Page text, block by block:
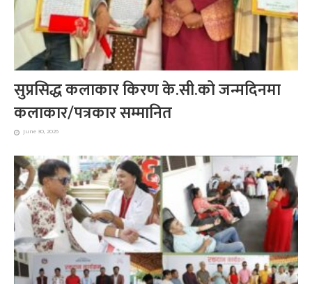
सुप्रसिद्ध कलाकार किरण के.सी.को जन्मदिनमा
कलाकार/पत्रकार सम्मानित
June 30, 2026